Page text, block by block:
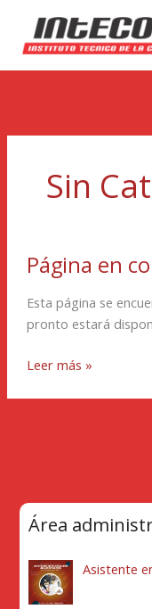
Sin
Página en
Esta página se
pronto estará
Página
construcción
Leer más »
Área
Asistente